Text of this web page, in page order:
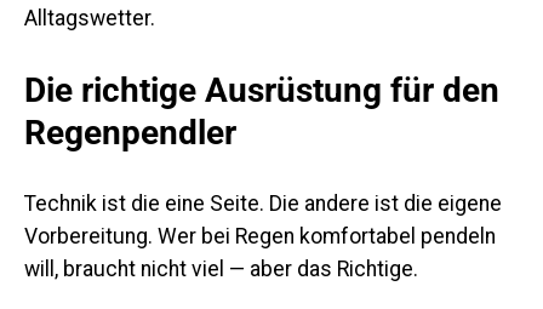
Alltagswetter.
Die richtige Ausrüstung für den
Regenpendler
Technik ist die eine Seite. Die andere ist die eigene
Vorbereitung. Wer bei Regen komfortabel pendeln
will, braucht nicht viel — aber das Richtige.